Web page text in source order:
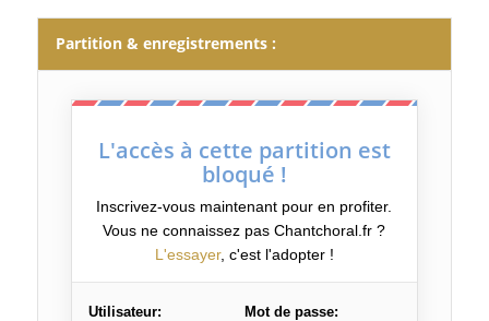
Partition & enregistrements :
L'accès à cette partition est
bloqué !
Inscrivez-vous maintenant pour en profiter.
Vous ne connaissez pas Chantchoral.fr ?
L'essayer, c'est l'adopter !
Utilisateur: Mot de passe: